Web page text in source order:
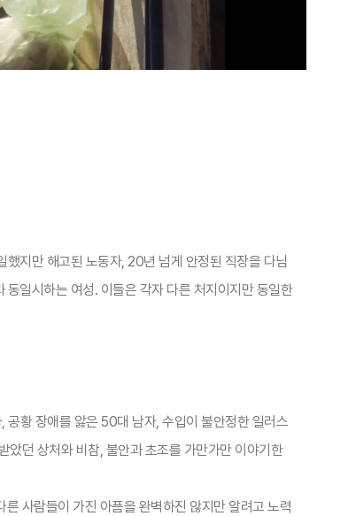
지만 해고된 노동자, 20년 넘게 안정된 직장을 다님
일시하는 여성. 이들은 각자 다른 처지이지만 동일한
공황 장애를 앓은 50대 남자, 수입이 불안정한 일러스
았던 상처와 비참, 불안과 초조를 가만가만 이야기한
사람들이 가진 아픔을 완벽하진 않지만 알려고 노력